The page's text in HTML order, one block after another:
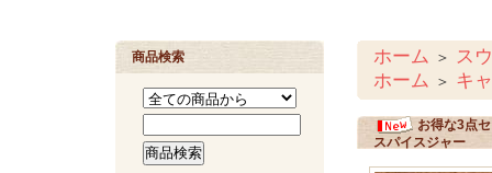
商品検索 ホーム ＞ ス
ホーム ＞ キ
お得な3点
スパイスジャー